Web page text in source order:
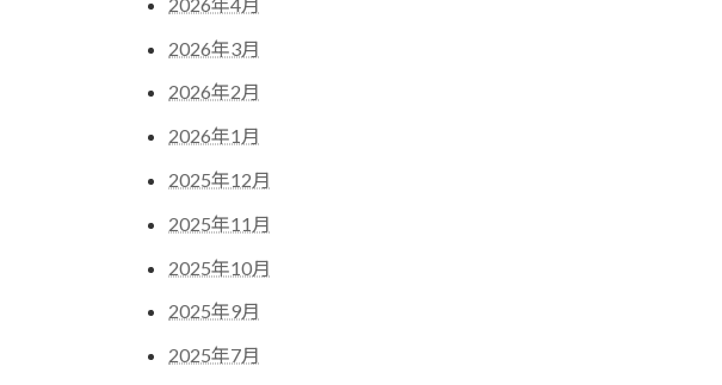
2026年3月
2026年2月
2026年1月
2025年12月
2025年11月
2025年10月
2025年9月
2025年7月